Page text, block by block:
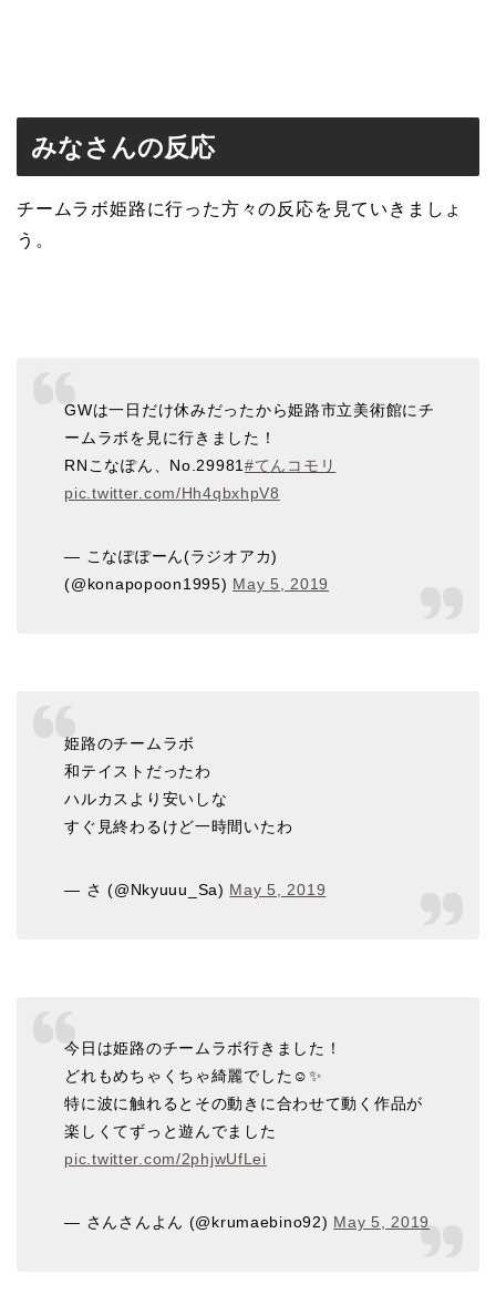
みなさんの反応
チームラボ姫路に行った方々の反応を見ていきましょ
う。
GWは一日だけ休みだったから姫路市立美術館にチ
ームラボを見に行きました！
RNこなぽん、No.29981 #てんコモリ
pic.twitter.com/Hh4qbxhpV8
— こなぽぽーん(ラジオアカ)
(@konapopoon1995) May 5, 2019
姫路のチームラボ
和テイストだったわ
ハルカスより安いしな
すぐ見終わるけど一時間いたわ
— さ (@Nkyuuu_Sa) May 5, 2019
今日は姫路のチームラボ行きました！
どれもめちゃくちゃ綺麗でした☺️✨
特に波に触れるとその動きに合わせて動く作品が
楽しくてずっと遊んでました
pic.twitter.com/2phjwUfLei
— さんさんよん (@krumaebino92) May 5, 2019